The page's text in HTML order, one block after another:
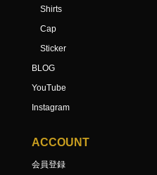
Shirts
Cap
Sticker
BLOG
YouTube
Instagram
ACCOUNT
会員登録